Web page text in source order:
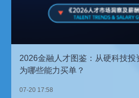
2026金融人才图鉴：从硬科技投
为哪些能力买单？
07-20 17:58